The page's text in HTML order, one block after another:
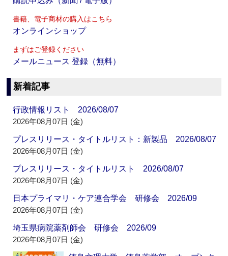
書籍、電子商材の購入はこちら
オンラインショップ
まずはご登録ください
メールニュース 登録（無料）
新着記事
行政情報リスト 2026/08/07
2026年08月07日 (金)
プレスリリース・タイトルリスト：新製品 2026/08/07
2026年08月07日 (金)
プレスリリース・タイトルリスト 2026/08/07
2026年08月07日 (金)
日本プライマリ・ケア連合学会 研修会 2026/09
2026年08月07日 (金)
埼玉県病院薬剤師会 研修会 2026/09
2026年08月07日 (金)